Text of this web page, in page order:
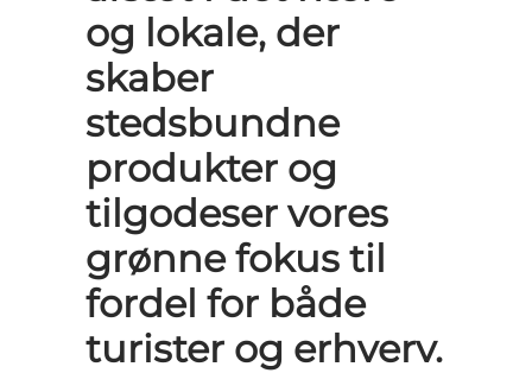
og lokale, der
skaber
stedsbundne
produkter og
tilgodeser vores
grønne fokus til
fordel for både
turister og erhverv.